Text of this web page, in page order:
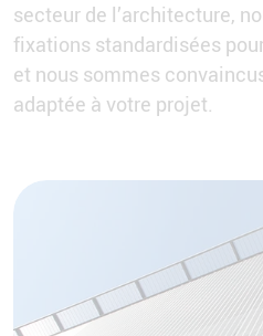
secteur de l’architecture,
fixations standardisées
et nous sommes
adaptée à votre projet.